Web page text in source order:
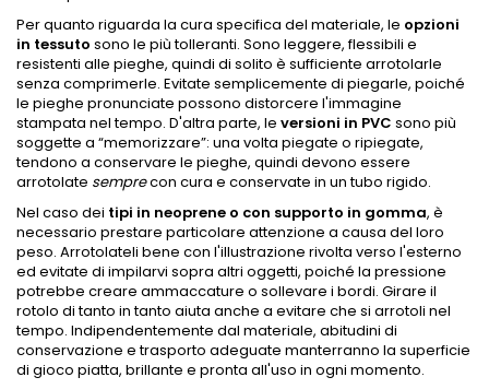
Per quanto riguarda la cura specifica del materiale, le opzioni
in tessuto sono le più tolleranti. Sono leggere, flessibili e
resistenti alle pieghe, quindi di solito è sufficiente arrotolarle
senza comprimerle. Evitate semplicemente di piegarle, poiché
le pieghe pronunciate possono distorcere l'immagine
stampata nel tempo. D'altra parte, le versioni in PVC sono più
soggette a “memorizzare”: una volta piegate o ripiegate,
tendono a conservare le pieghe, quindi devono essere
arrotolate semprecon cura e conservate in un tubo rigido.
Nel caso dei tipi in neoprene o con supporto in gomma, è
necessario prestare particolare attenzione a causa del loro
peso. Arrotolateli bene con l'illustrazione rivolta verso l'esterno
ed evitate di impilarvi sopra altri oggetti, poiché la pressione
potrebbe creare ammaccature o sollevare i bordi. Girare il
rotolo di tanto in tanto aiuta anche a evitare che si arrotoli nel
tempo. Indipendentemente dal materiale, abitudini di
conservazione e trasporto adeguate manterranno la superficie
di gioco piatta, brillante e pronta all'uso in ogni momento.